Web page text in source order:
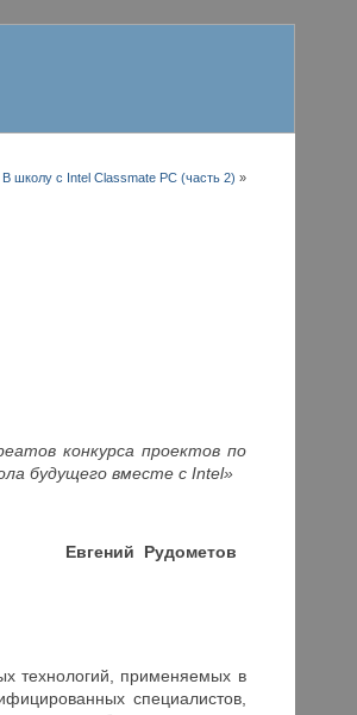
В школу с Intel Classmate PC (часть 2) »
конкурса проектов по
будущего вместе с Intel»
Евгений Рудометов
технологий, применяемых в
специалистов,